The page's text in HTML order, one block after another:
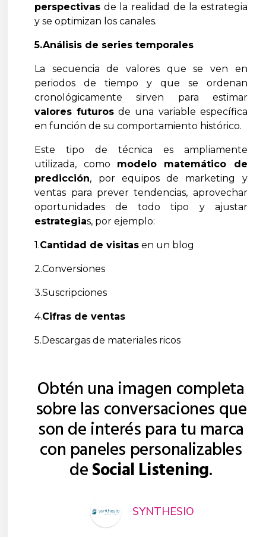
perspectivas de la realidad de la estrategia
y se optimizan los canales.
5.Análisis de series temporales
La secuencia de valores que se ven en
periodos de tiempo y que se ordenan
cronológicamente sirven para estimar
valores futuros de una variable específica
en función de su comportamiento histórico.
Este tipo de técnica es ampliamente
utilizada, como modelo matemático de
predicción, por equipos de marketing y
ventas para prever tendencias, aprovechar
oportunidades de todo tipo y ajustar
estrategias, por ejemplo:
1.Cantidad de visitas en un blog
2.Conversiones
3.Suscripciones
4.Cifras de ventas
5.Descargas de materiales ricos
Obtén una imagen completa
sobre las conversaciones que
son de interés para tu marca
con paneles personalizables
deSocial Listening.
SYNTHESIO